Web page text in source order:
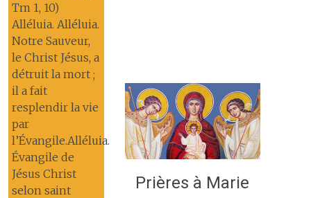
Tm 1, 10)
Alléluia. Alléluia.
Notre Sauveur,
le Christ Jésus, a
détruit la mort ;
il a fait
resplendir la vie
par
l’Évangile.Alléluia.
Évangile de
Jésus Christ
selon saint
Prières à Marie